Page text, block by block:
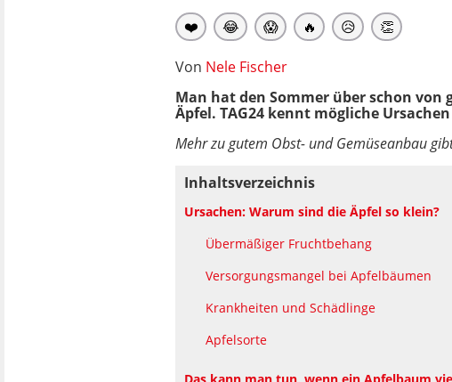
❤️ 😂 😱 🔥 😥 👏
Von Nele Fischer
Man hat den Sommer über schon
Äpfel. TAG24 kennt mögliche
Mehr zu gutem Obst- und Gemüseanbau
Inhaltsverzeichnis
Ursachen: Warum sind die Äpfel so klein?
Übermäßiger Fruchtbehang
Versorgungsmangel bei Apfelbäumen
Krankheiten und Schädlinge
Apfelsorte